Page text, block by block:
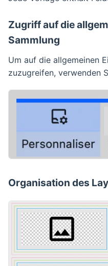
Zugriff auf die
Sammlung
Um auf die allgemeinen
zuzugreifen, verwenden
Organisation des